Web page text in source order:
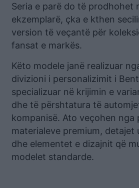
Seria e parë do të prodhohet
ekzemplarë, çka e kthen
version të veçantë për
fansat e markës.
Këto modele janë realizuar
divizioni i personalizimit i
specializuar në krijimin e
dhe të përshtatura të
kompanisë. Ato veçohen nga
materialeve premium, detajet
dhe elementet e dizajnit që
modelet standarde.